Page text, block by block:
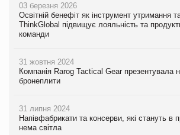
03 березня 2026
Освітній бенефіт як інструмент утримання
ThinkGlobal підвищує лояльність та
команди
31 жовтня 2024
Компанія Rarog Tactical Gear презентувала
бронеплити
31 липня 2024
Напівфабрикати та консерви, які стануть в
нема світла